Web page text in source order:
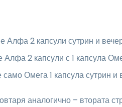
Алфа 2 капсули сутрин и
2 капсули с 1 капсула
Омега 1 капсула сутрин и
аналогично – втората